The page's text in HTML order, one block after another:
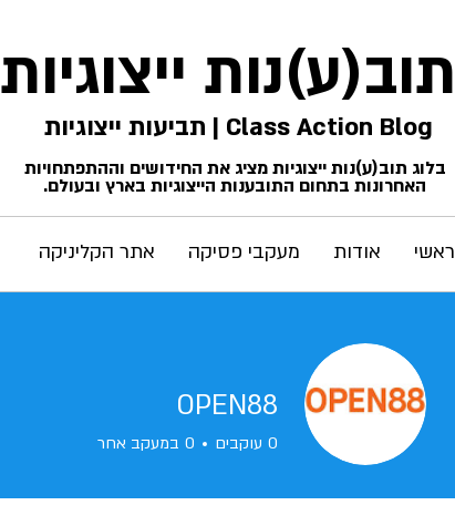
תוב(ע)נות ייצוגיות
Class Action Blog | תביעות ייצוגיות
בלוג תוב(ע)נות ייצוגיות מציג את החידושים וההתפתחויות
האחרונות בתחום התובענות הייצוגיות בארץ ובעולם.
ראשי אודות מעקבי פסיקה אתר הקליניקה
OPEN88
0 עוקבים 0 במעקב אחר